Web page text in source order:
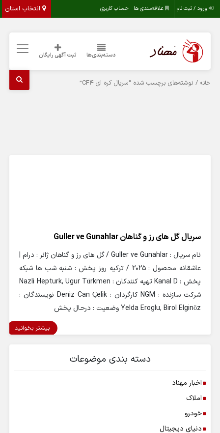
انتخاب استان ورود / ثبت نام علاقه‌مندی ها حساب کاربری
دسته‌بندی‌ها ثبت آگهی رایگان
خانه / نوشته‌های برچسب شده “سریال کره ای CF4”
سریال گل های رز و گناهان Guller ve Gunahlar
نام سریال : Guller ve Gunahlar / گل های رز و گناهان ژانر : درام |
عاشقانه محصول : 2025 / ترکیه روز پخش : شنبه شب ها شبکه
پخش : Kanal D تهیه کنندکان : Nazli Hepturk, Ugur Türkmen
شرکت سازنده : NGM کارگردان : Deniz Can Çelik نویسندگان :
Yelda Eroglu, Birol Elginöz وضعیت : درحال پخش
بیشتر بخوانید
دسته بندی موضوعات
اخبار مهناد
املاک
خودرو
دنیای دیجیتال